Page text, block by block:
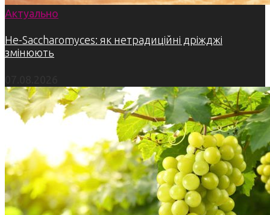
Актуально
Не-Saccharomyces: як нетрадиційні дріжджі
змінюють